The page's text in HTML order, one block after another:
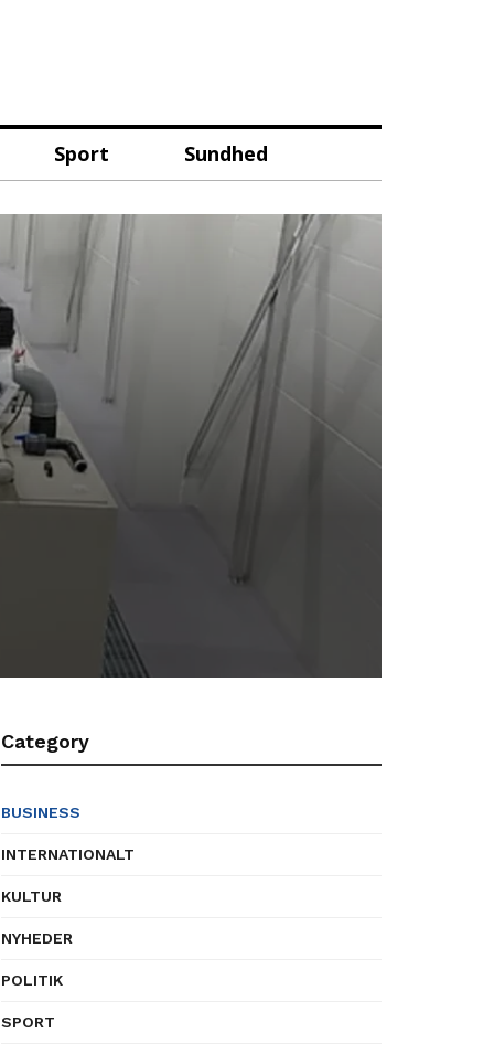
Sport Sundhed
Category
BUSINESS
INTERNATIONALT
KULTUR
NYHEDER
POLITIK
SPORT